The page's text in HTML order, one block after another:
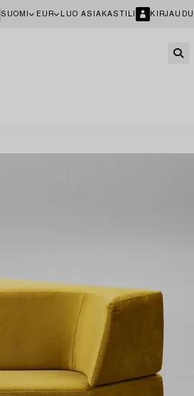
SUOMI EUR LUO ASIAKASTILI KIRJAUDU